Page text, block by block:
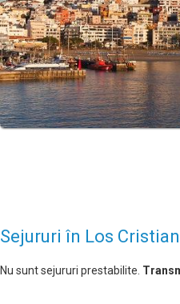
Sejururi în Los
Nu sunt sejururi prestabilite.